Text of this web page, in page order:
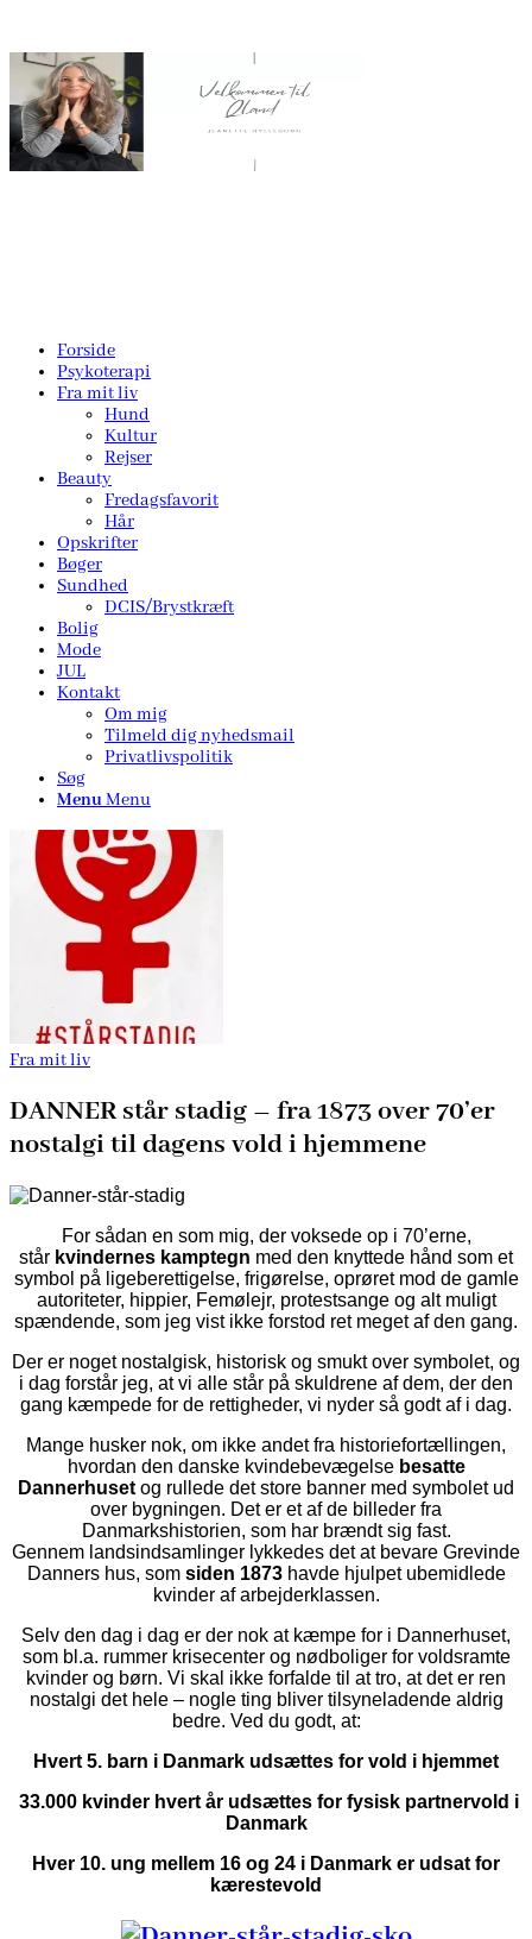
Forside
Psykoterapi
Fra mit liv
Hund
Kultur
Rejser
Beauty
Fredagsfavorit
Hår
Opskrifter
Bøger
Sundhed
DCIS/Brystkræft
Bolig
Mode
JUL
Kontakt
Om mig
Tilmeld dig nyhedsmail
Privatlivspolitik
Søg
MenuMenu
Fra mit liv
DANNER står stadig – fra 1873 over 70’er
nostalgi til dagens vold i hjemmene
For sådan en som mig, der voksede op i 70’erne,
står kvindernes kamptegn med den knyttede hånd som et
symbol på ligeberettigelse, frigørelse, oprøret mod de gamle
autoriteter, hippier, Femølejr, protestsange og alt muligt
spændende, som jeg vist ikke forstod ret meget af den gang.
Der er noget nostalgisk, historisk og smukt over symbolet, og
i dag forstår jeg, at vi alle står på skuldrene af dem, der den
gang kæmpede for de rettigheder, vi nyder så godt af i dag.
Mange husker nok, om ikke andet fra historiefortællingen,
hvordan den danske kvindebevægelse besatte
Dannerhuset og rullede det store banner med symbolet ud
over bygningen. Det er et af de billeder fra
Danmarkshistorien, som har brændt sig fast.
Gennem landsindsamlinger lykkedes det at bevare Grevinde
Danners hus, som siden 1873havde hjulpet ubemidlede
kvinder af arbejderklassen.
Selv den dag i dag er der nok at kæmpe for i Dannerhuset,
som bl.a. rummer krisecenter og nødboliger for voldsramte
kvinder og børn. Vi skal ikke forfalde til at tro, at det er ren
nostalgi det hele – nogle ting bliver tilsyneladende aldrig
bedre. Ved du godt, at:
Hvert 5. barn i Danmark udsættes for vold i hjemmet
33.000 kvinder hvert år udsættes for fysisk partnervold i
Danmark
Hver 10. ung mellem 16 og 24 i Danmark er udsat for
kærestevold